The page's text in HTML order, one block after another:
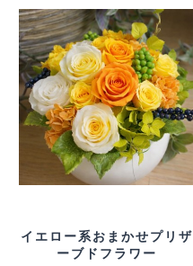
イエロー系おまかせプリザ
ーブドフラワー